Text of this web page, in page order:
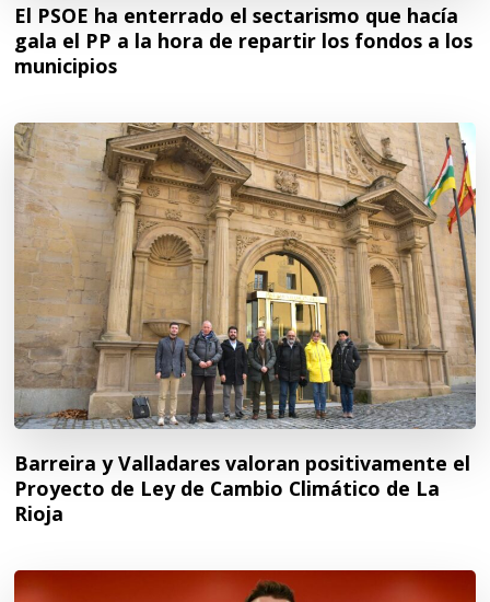
El PSOE ha enterrado el sectarismo que hacía
gala el PP a la hora de repartir los fondos a los
municipios
Barreira y Valladares valoran positivamente el
Proyecto de Ley de Cambio Climático de La
Rioja